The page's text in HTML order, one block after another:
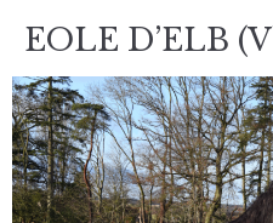
EOLE D’ELB